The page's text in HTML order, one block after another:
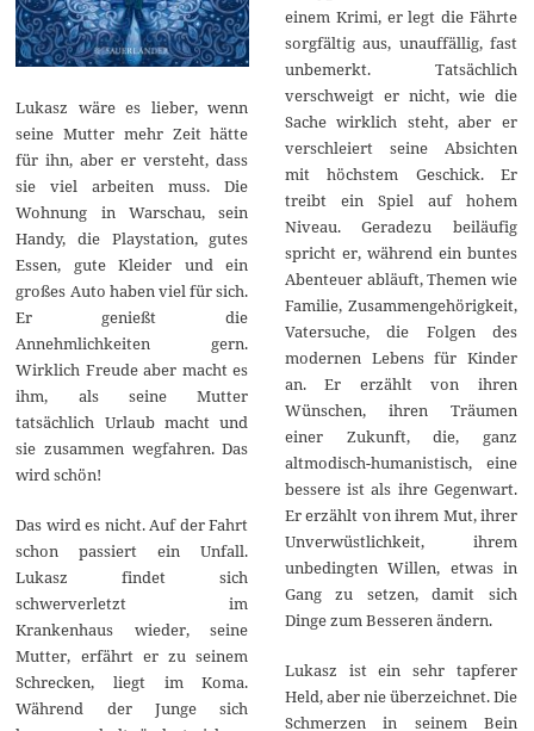
Lukasz wäre es lieber, wenn
seine Mutter mehr Zeit hätte
für ihn, aber er versteht, dass
sie viel arbeiten muss. Die
Wohnung in Warschau, sein
Handy, die Playstation, gutes
Essen, gute Kleider und ein
großes Auto haben viel für sich.
Er genießt die
Annehmlichkeiten gern.
Wirklich Freude aber macht es
ihm, als seine Mutter
tatsächlich Urlaub macht und
sie zusammen wegfahren. Das
wird schön!
Das wird es nicht. Auf der Fahrt
schon passiert ein Unfall.
Lukasz findet sich
schwerverletzt im
Krankenhaus wieder, seine
Mutter, erfährt er zu seinem
Schrecken, liegt im Koma.
Während der Junge sich
einem Krimi, er legt die Fährte
sorgfältig aus, unauffällig, fast
unbemerkt. Tatsächlich
verschweigt er nicht, wie die
Sache wirklich steht, aber er
verschleiert seine Absichten
mit höchstem Geschick. Er
treibt ein Spiel auf hohem
Niveau. Geradezu beiläufig
spricht er, während ein buntes
Abenteuer abläuft, Themen wie
Familie, Zusammengehörigkeit,
Vatersuche, die Folgen des
modernen Lebens für Kinder
an. Er erzählt von ihren
Wünschen, ihren Träumen
einer Zukunft, die, ganz
altmodisch-humanistisch, eine
bessere ist als ihre Gegenwart.
Er erzählt von ihrem Mut, ihrer
Unverwüstlichkeit, ihrem
unbedingten Willen, etwas in
Gang zu setzen, damit sich
Dinge zum Besseren ändern.
Lukasz ist ein sehr tapferer
Held, aber nie überzeichnet. Die
Schmerzen in seinem Bein